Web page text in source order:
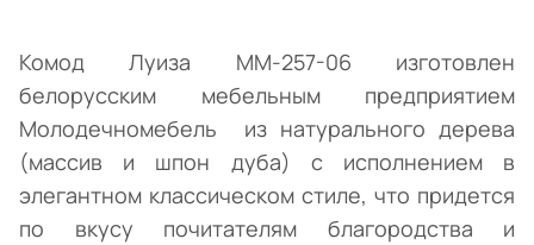
Комод Луиза ММ-257-06 изготовлен
белорусским мебельным предприятием
Молодечномебель из натурального дерева
(массив и шпон дуба) с исполнением в
элегантном классическом стиле, что придется
по вкусу почитателям благородства и